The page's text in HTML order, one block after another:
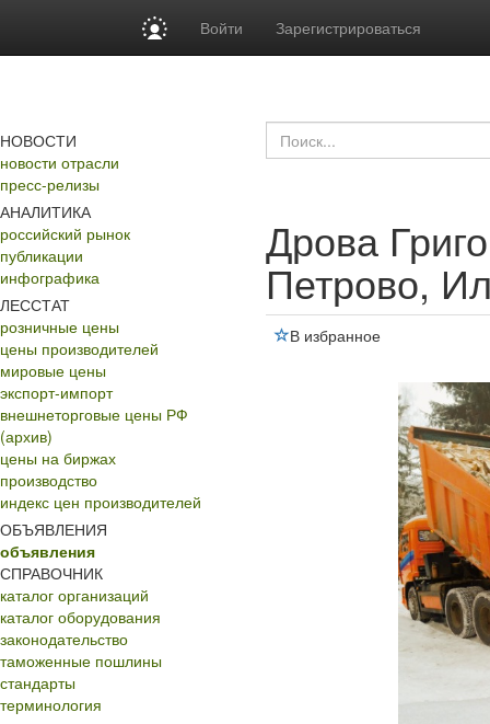
Войти Зарегистрироваться
НОВОСТИ
новости отрасли
пресс-релизы
АНАЛИТИКА
российский рынок
публикации
инфографика
ЛЕССТАТ
розничные цены
цены производителей
мировые цены
экспорт-импорт
внешнеторговые цены РФ
(архив)
цены на биржах
производство
индекс цен производителей
ОБЪЯВЛЕНИЯ
объявления
СПРАВОЧНИК
каталог организаций
каталог оборудования
законодательство
таможенные пошлины
стандарты
терминология
Дрова
Петрово,
В избранное